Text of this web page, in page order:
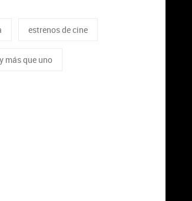
estrenos de cine
más que uno